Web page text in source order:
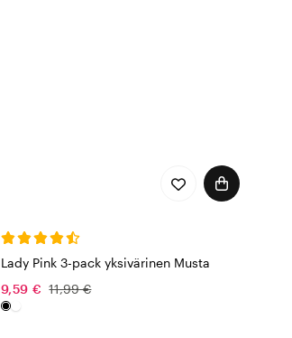
Lady Pink 3-pack yksivärinen Musta
9,59 € 11,99 €